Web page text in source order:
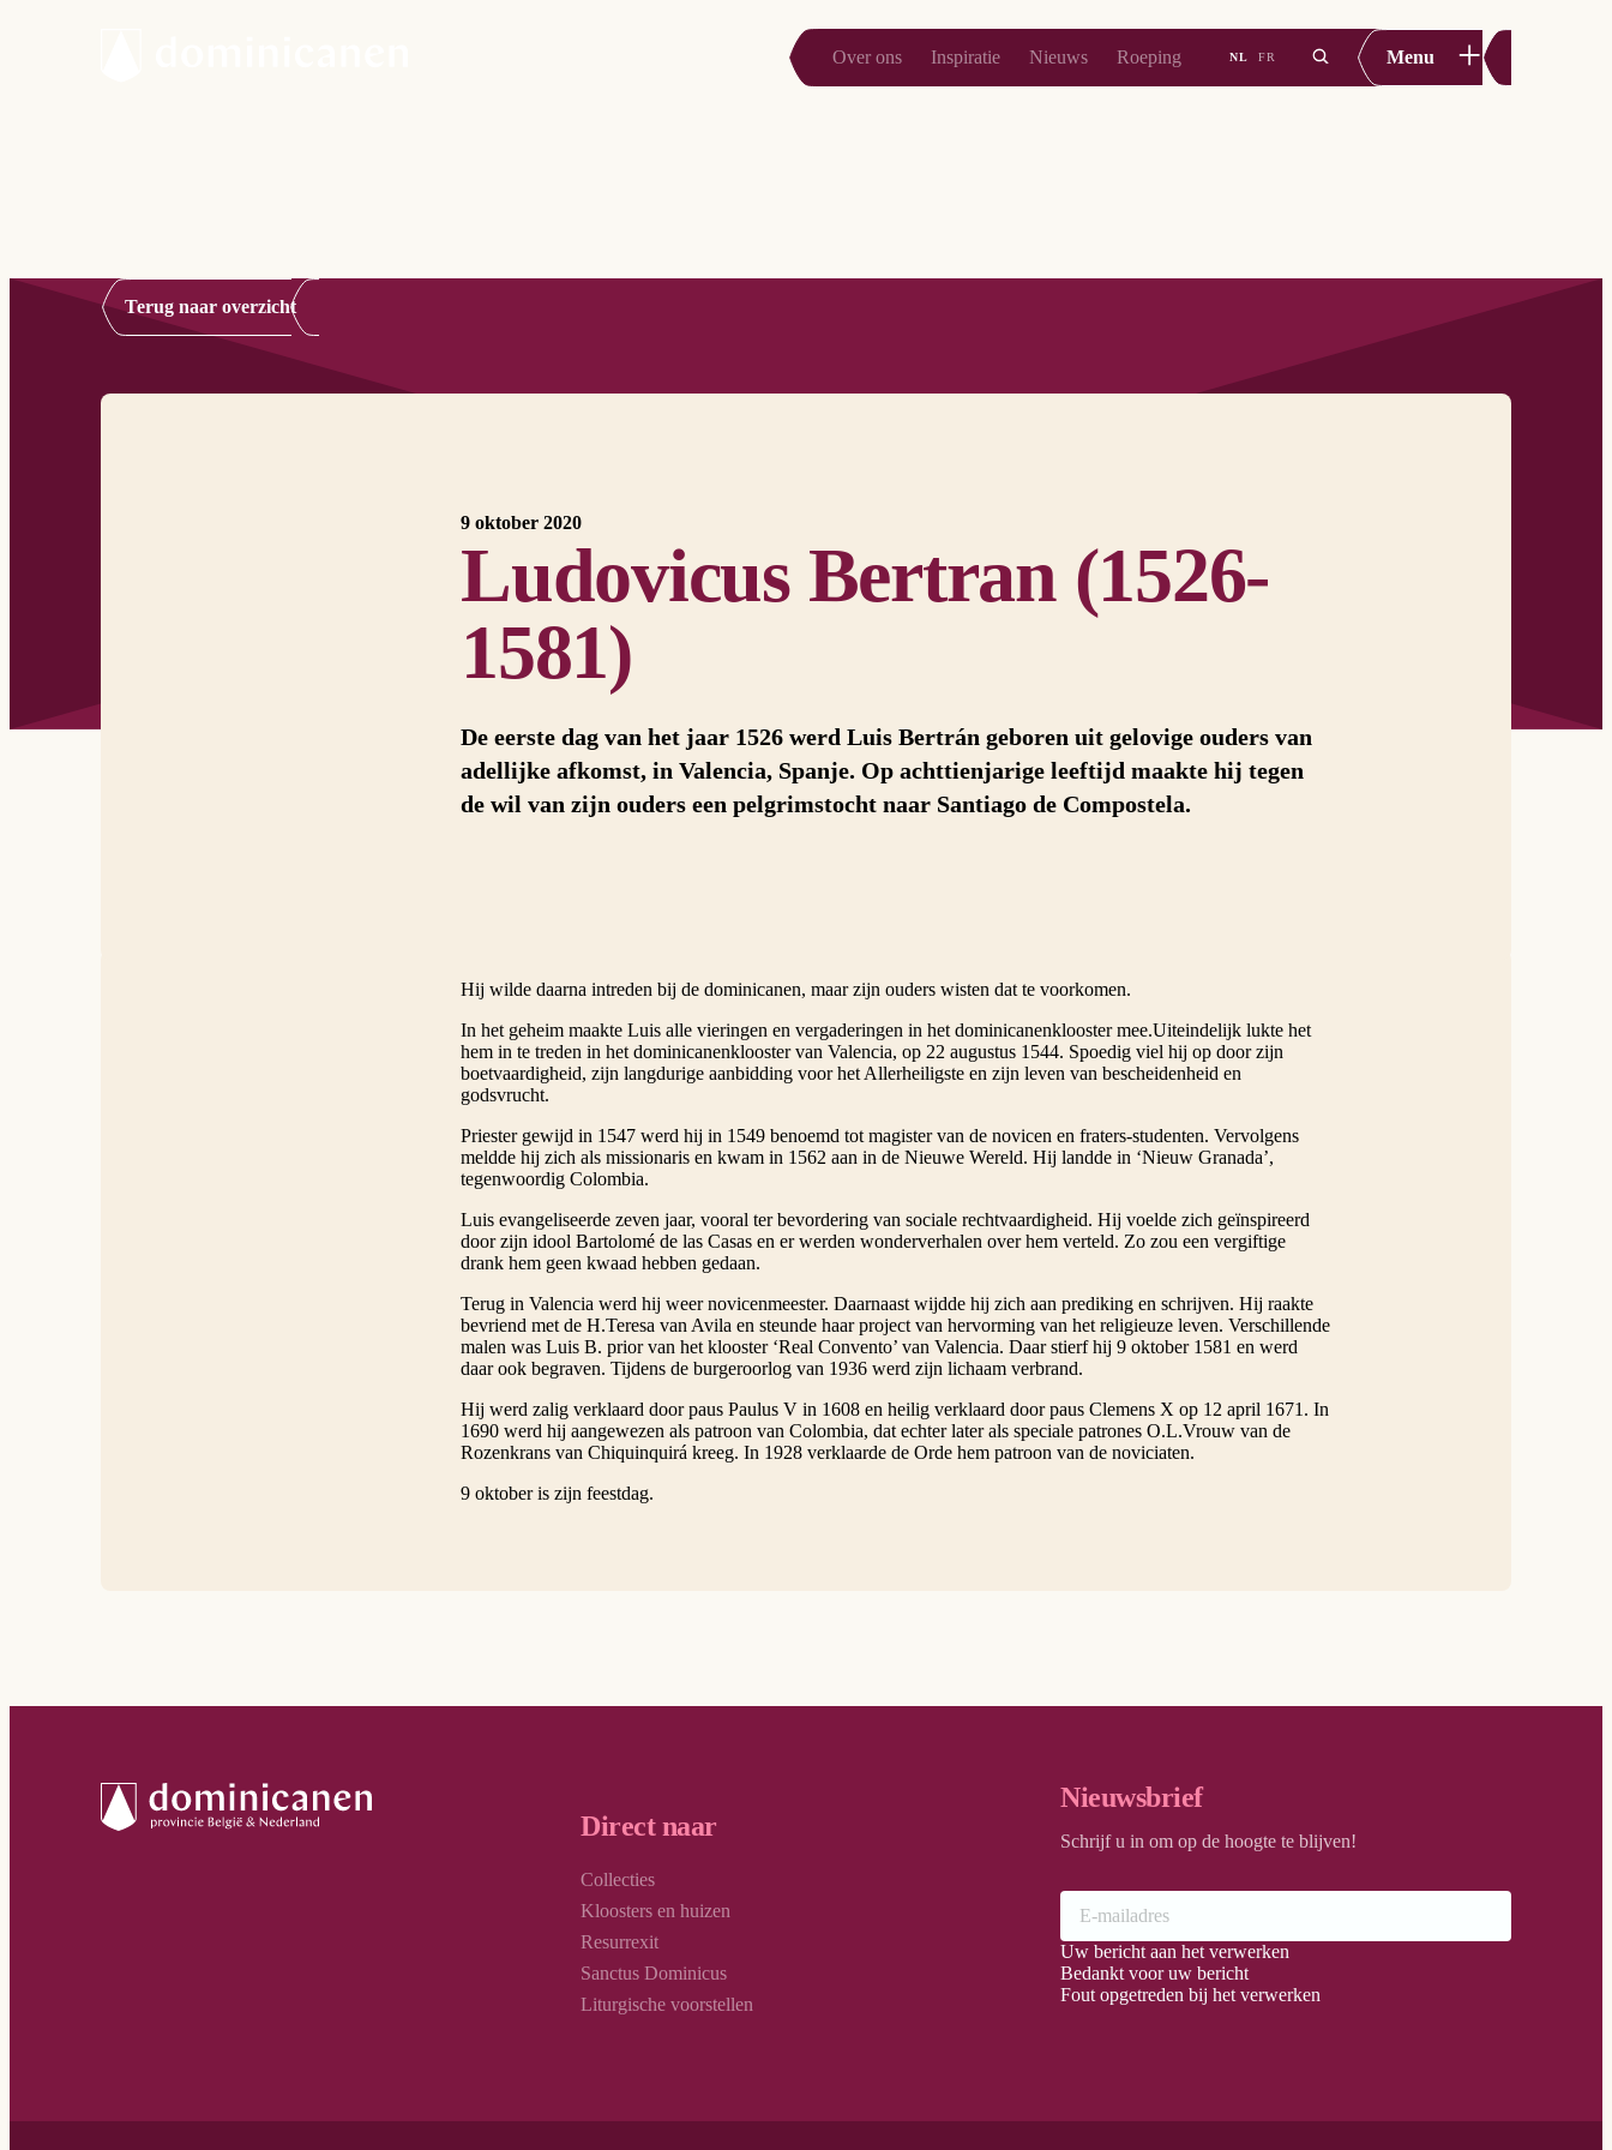
Over ons Inspiratie Nieuws Roeping NL FR Menu +
Terug naar overzicht
9 oktober 2020
Ludovicus Bertran (1526-
1581)
De eerste dag van het jaar 1526 werd Luis Bertrán geboren uit gelovige ouders van
adellijke afkomst, in Valencia, Spanje. Op achttienjarige leeftijd maakte hij tegen
de wil van zijn ouders een pelgrimstocht naar Santiago de Compostela.
Hij wilde daarna intreden bij de dominicanen, maar zijn ouders wisten dat te voorkomen.
In het geheim maakte Luis alle vieringen en vergaderingen in het dominicanenklooster mee.Uiteindelijk lukte het
hem in te treden in het dominicanenklooster van Valencia, op 22 augustus 1544. Spoedig viel hij op door zijn
boetvaardigheid, zijn langdurige aanbidding voor het Allerheiligste en zijn leven van bescheidenheid en
godsvrucht.
Priester gewijd in 1547 werd hij in 1549 benoemd tot magister van de novicen en fraters-studenten. Vervolgens
meldde hij zich als missionaris en kwam in 1562 aan in de Nieuwe Wereld. Hij landde in ‘Nieuw Granada’,
tegenwoordig Colombia.
Luis evangeliseerde zeven jaar, vooral ter bevordering van sociale rechtvaardigheid. Hij voelde zich geïnspireerd
door zijn idool Bartolomé de las Casas en er werden wonderverhalen over hem verteld. Zo zou een vergiftige
drank hem geen kwaad hebben gedaan.
Terug in Valencia werd hij weer novicenmeester. Daarnaast wijdde hij zich aan prediking en schrijven. Hij raakte
bevriend met de H.Teresa van Avila en steunde haar project van hervorming van het religieuze leven. Verschillende
malen was Luis B. prior van het klooster ‘Real Convento’ van Valencia. Daar stierf hij 9 oktober 1581 en werd
daar ook begraven. Tijdens de burgeroorlog van 1936 werd zijn lichaam verbrand.
Hij werd zalig verklaard door paus Paulus V in 1608 en heilig verklaard door paus Clemens X op 12 april 1671. In
1690 werd hij aangewezen als patroon van Colombia, dat echter later als speciale patrones O.L.Vrouw van de
Rozenkrans van Chiquinquirá kreeg. In 1928 verklaarde de Orde hem patroon van de noviciaten.
9 oktober is zijn feestdag.
Direct naar
Collecties
Kloosters en huizen
Resurrexit
Sanctus Dominicus
Liturgische voorstellen
Nieuwsbrief
Schrijf u in om op de hoogte te blijven!
Uw bericht aan het verwerken
Bedankt voor uw bericht
Fout opgetreden bij het verwerken